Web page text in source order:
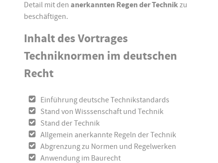
Detail mit den anerkannten Regen der Technikzu
beschäftigen.
Inhalt des Vortrages
Techniknormen im deutschen
Recht
Einführung deutsche Technikstandards
Stand von Wisssenschaft und Technik
Stand der Technik
Allgemein anerkannte Regeln der Technik
Abgrenzung zu Normen und Regelwerken
Anwendung im Baurecht